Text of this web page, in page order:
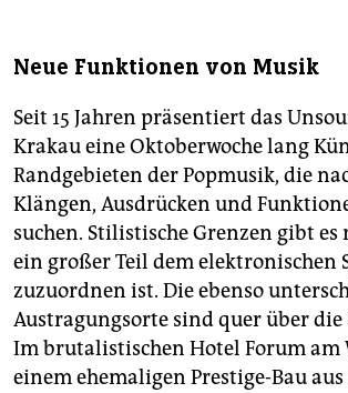
Neue Funktionen von Musik
Seit 15 Jahren präsentiert das
Krakau eine Oktoberwoche lang
Randgebieten der Popmusik, die
Klängen, Ausdrücken und
suchen. Stilistische Grenzen gibt
ein großer Teil dem elektronischen
zuzuordnen ist. Die ebenso
Austragungsorte sind quer über
Im brutalistischen Hotel Forum am
einem ehemaligen Prestige-Bau